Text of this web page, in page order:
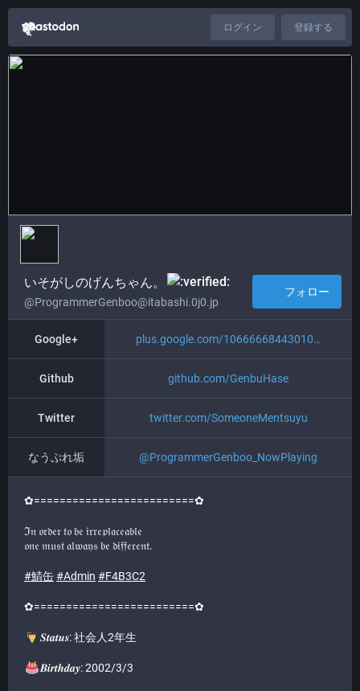
ログイン 登録する
いそがしのげんちゃん。​
@ProgrammerGenboo@itabashi.0j0.jp
フォロー
Google+ plus.google.com/10666668443010
Github github.com/GenbuHase
Twitter twitter.com/SomeoneMentsuyu
なうぷれ垢 @ProgrammerGenboo_NowPlaying
✿=========================✿
ℑ𝔫 𝔬𝔯𝔡𝔢𝔯 𝔱𝔬 𝔟𝔢 𝔦𝔯𝔯𝔢𝔭𝔩𝔞𝔠𝔢𝔞𝔟𝔩𝔢
𝔬𝔫𝔢 𝔪𝔲𝔰𝔱 𝔞𝔩𝔴𝔞𝔶𝔰 𝔟𝔢 𝔡𝔦𝔣𝔣𝔢𝔯𝔢𝔫𝔱.
#鯖缶#Admin #F4B3C2
✿=========================✿
𝑺𝒕𝒂𝒕𝒖𝒔: 社会人2年生
𝑩𝒊𝒓𝒕𝒉𝒅𝒂𝒚: 2002/3/3